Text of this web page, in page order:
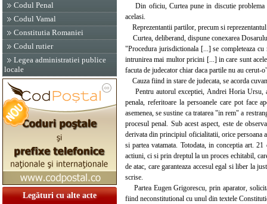
Codul Penal
Codul Vamal
Constitutia Romaniei
Codul rutier
Legea administratiei publice
locale
Legături cu alte acte
Din oficiu, Curtea pune in discutie problema
acelasi.
Reprezentantii partilor, precum si
Curtea, deliberand, dispune conexarea
"Procedura jurisdictionala [...] se completeaza
intrunirea mai multor pricini [...] in care sunt
facuta de judecator chiar daca partile nu au cerut-
Cauza fiind in stare de judecata, se acorda
Pentru autorul exceptiei, Andrei Horia Ursu,
penala, referitoare la persoanele care pot
asemenea, se sustine ca tratarea "in rem" a
procesul penal. Sub acest aspect, este de
derivata din principiul oficialitatii, orice persoana
si partea vatamata. Totodata, in conceptia art.
actiuni, ci si prin dreptul la un proces echitabil,
de atac, care garanteaza accesul egal si liber la
scrise.
Partea Eugen Grigorescu, prin aparator,
fiind neconstitutional cu unul din textele